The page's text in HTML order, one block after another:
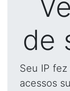
de
Seu IP
acessos